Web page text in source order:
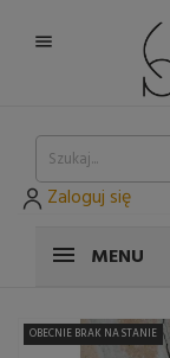

Zaloguj się
MENU
OBECNIE BRAK NA STANIE